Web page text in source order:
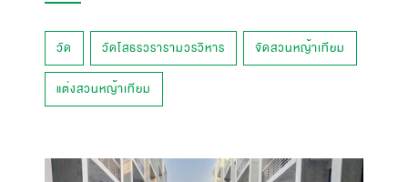
วัด วัดโสธรวรารามวรวิหาร จัดสวนหญ้าเทียม
แต่งสวนหญ้าเทียม